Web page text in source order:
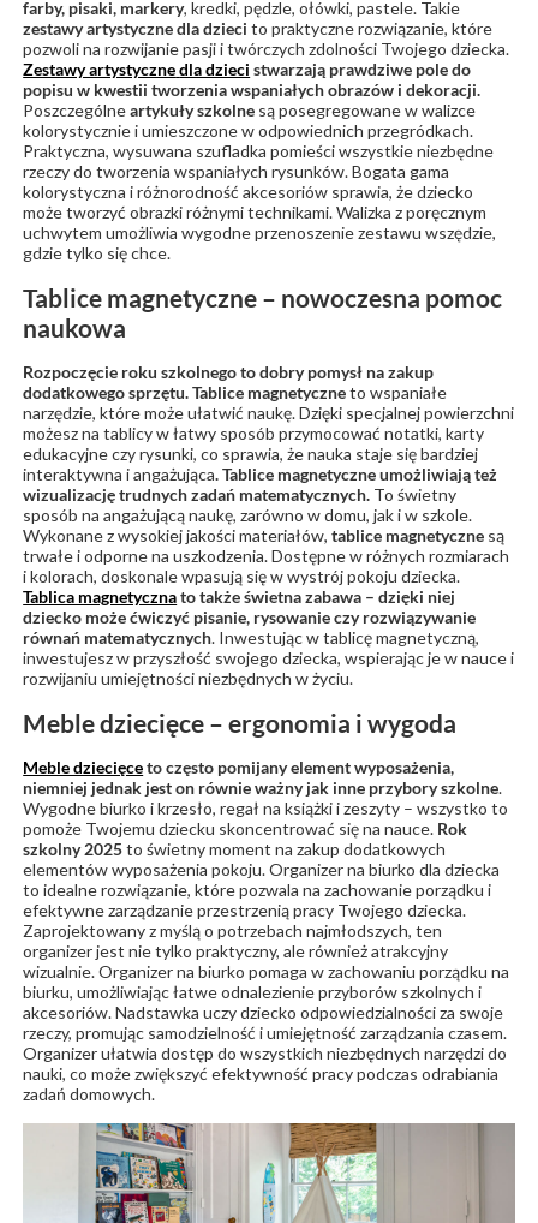
farby, pisaki, markery, kredki, pędzle, ołówki, pastele. Takie
zestawy artystyczne dla dzieci to praktyczne rozwiązanie, które
pozwoli na rozwijanie pasji i twórczych zdolności Twojego dziecka.
Zestawy artystycznedla dzieci stwarzają prawdziwe pole do
popisu w kwestii tworzenia wspaniałych obrazów i dekoracji.
Poszczególneartykuły szkolne są posegregowane w walizce
kolorystycznie i umieszczone w odpowiednich przegródkach.
Praktyczna, wysuwana szufladka pomieści wszystkie niezbędne
rzeczy do tworzenia wspaniałych rysunków. Bogata gama
kolorystyczna i różnorodność akcesoriów sprawia, że dziecko
może tworzyć obrazki różnymi technikami. Walizka z poręcznym
uchwytem umożliwia wygodne przenoszenie zestawu wszędzie,
gdzie tylko się chce.
Tablice magnetyczne – nowoczesna pomoc
naukowa
Rozpoczęcie roku szkolnego to dobry pomysł na zakup
dodatkowego sprzętu. Tablice magnetyczneto wspaniałe
narzędzie, które może ułatwić naukę. Dzięki specjalnej powierzchni
możesz na tablicy w łatwy sposób przymocować notatki, karty
edukacyjne czy rysunki, co sprawia, że nauka staje się bardziej
interaktywna i angażująca. Tablice magnetyczne umożliwiają też
wizualizację trudnych zadań matematycznych. To świetny
sposób na angażującą naukę, zarówno w domu, jak i w szkole.
Wykonane z wysokiej jakości materiałów,tablice magnetyczne są
trwałe i odporne na uszkodzenia. Dostępne w różnych rozmiarach
i kolorach, doskonale wpasują się w wystrój pokoju dziecka.
Tablica magnetycznato także świetna zabawa – dzięki niej
dziecko może ćwiczyć pisanie, rysowanie czy rozwiązywanie
równań matematycznych. Inwestując w tablicę magnetyczną,
inwestujesz w przyszłość swojego dziecka, wspierając je w nauce i
rozwijaniu umiejętności niezbędnych w życiu.
Meble dziecięce – ergonomia i wygoda
Meble dziecięceto często pomijany element wyposażenia,
niemniej jednak jest on równie ważny jak inne przybory szkolne.
Wygodne biurko i krzesło, regał na książki i zeszyty – wszystko to
pomoże Twojemu dziecku skoncentrować się na nauce. Rok
szkolny 2025to świetny moment na zakup dodatkowych
elementów wyposażenia pokoju. Organizer na biurko dla dziecka
to idealne rozwiązanie, które pozwala na zachowanie porządku i
efektywne zarządzanie przestrzenią pracy Twojego dziecka.
Zaprojektowany z myślą o potrzebach najmłodszych, ten
organizer jest nie tylko praktyczny, ale również atrakcyjny
wizualnie. Organizer na biurko pomaga w zachowaniu porządku na
biurku, umożliwiając łatwe odnalezienie przyborów szkolnych i
akcesoriów. Nadstawka uczy dziecko odpowiedzialności za swoje
rzeczy, promując samodzielność i umiejętność zarządzania czasem.
Organizer ułatwia dostęp do wszystkich niezbędnych narzędzi do
nauki, co może zwiększyć efektywność pracy podczas odrabiania
zadań domowych.